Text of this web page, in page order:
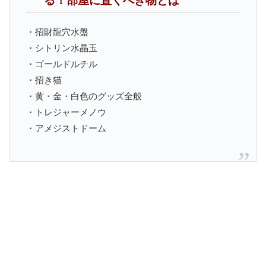
・招財龍穴水盤
・シトリン水晶玉
・ゴールドルチル
・招き猫
・黄・金・白色のグッズ全般
・トレジャーメノウ
・アメジストドーム